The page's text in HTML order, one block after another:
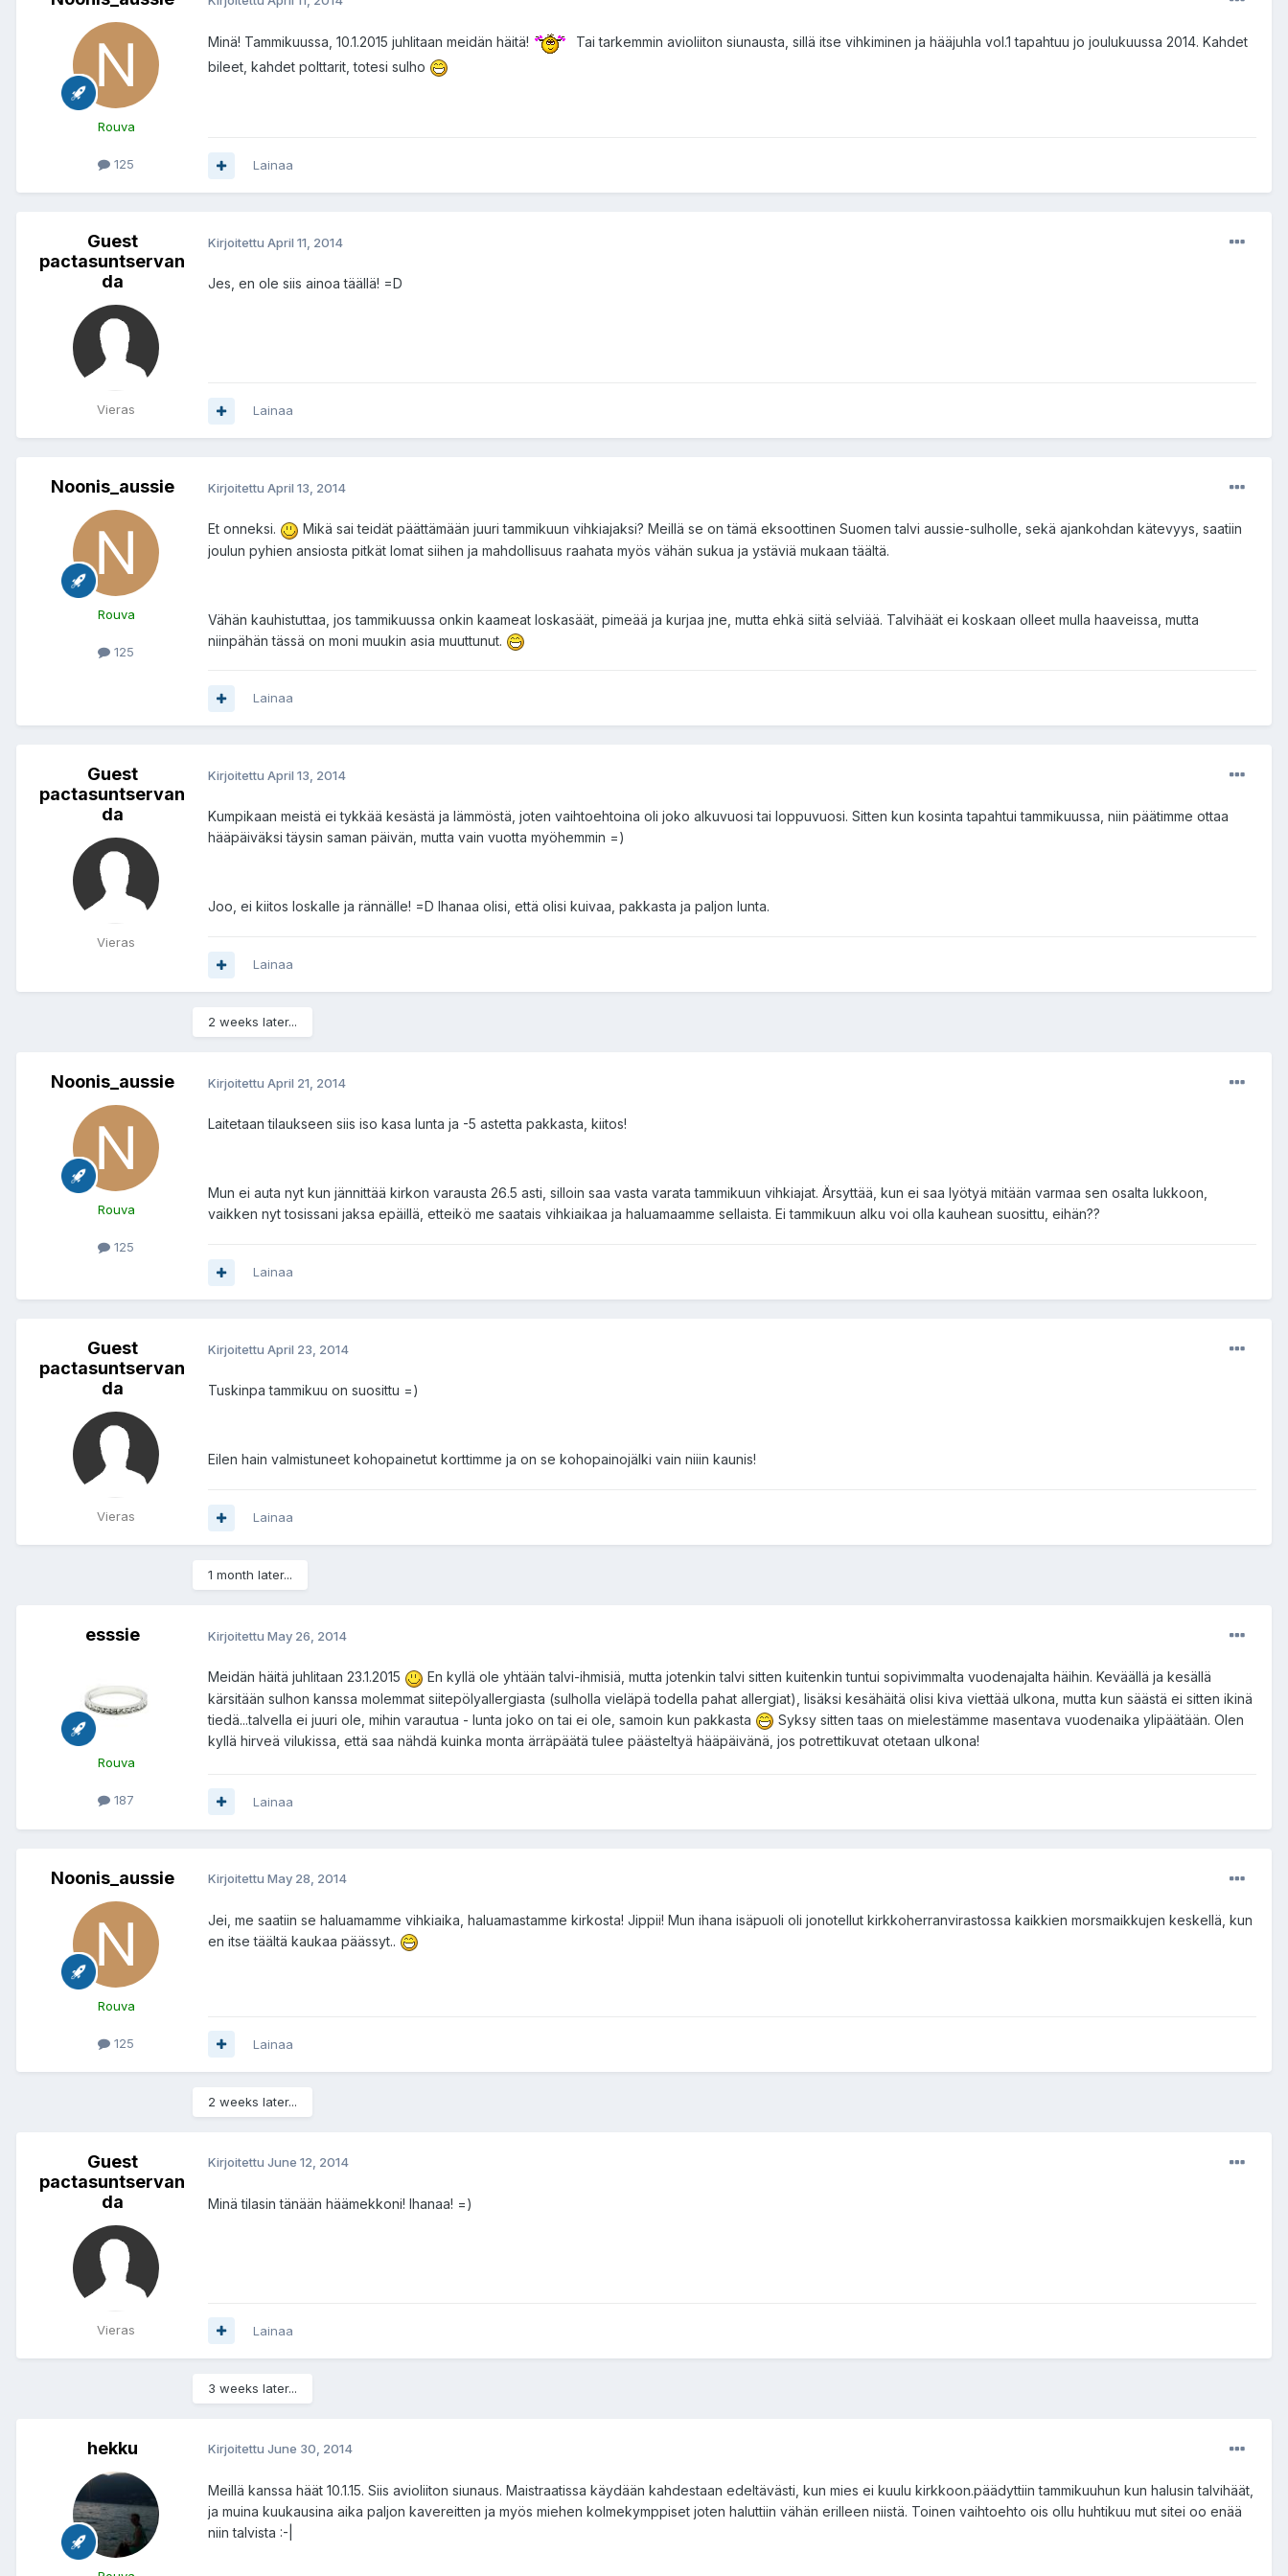
Rouva
125
Minä! Tammikuussa, 10.1.2015 juhlitaan meidän häitä!
Tai tarkemmin avioliiton siunausta, sillä itse vihkiminen ja hääjuhla vol.1 tapahtuu jo joulukuussa 2014. Kahdet
bileet, kahdet polttarit, totesi sulho
Lainaa
Guest
pactasuntservan
da
Vieras
Kirjoitettu April 11, 2014
Jes, en ole siis ainoa täällä! =D
Lainaa
Noonis_aussie
Rouva
125
Kirjoitettu April 13, 2014
Et onneksi.
Mikä sai teidät päättämään juuri tammikuun vihkiajaksi? Meillä se on tämä eksoottinen Suomen talvi aussie-sulholle, sekä ajankohdan kätevyys, saatiin
joulun pyhien ansiosta pitkät lomat siihen ja mahdollisuus raahata myös vähän sukua ja ystäviä mukaan täältä.
Vähän kauhistuttaa, jos tammikuussa onkin kaameat loskasäät, pimeää ja kurjaa jne, mutta ehkä siitä selviää. Talvihäät ei koskaan olleet mulla haaveissa, mutta
niinpähän tässä on moni muukin asia muuttunut.
Lainaa
Guest
pactasuntservan
da
Vieras
Kirjoitettu April 13, 2014
Kumpikaan meistä ei tykkää kesästä ja lämmöstä, joten vaihtoehtoina oli joko alkuvuosi tai loppuvuosi. Sitten kun kosinta tapahtui tammikuussa, niin päätimme ottaa
hääpäiväksi täysin saman päivän, mutta vain vuotta myöhemmin =)
Joo, ei kiitos loskalle ja rännälle! =D Ihanaa olisi, että olisi kuivaa, pakkasta ja paljon lunta.
Lainaa
2 weeks later...
Noonis_aussie
Rouva
125
Kirjoitettu April 21, 2014
Laitetaan tilaukseen siis iso kasa lunta ja -5 astetta pakkasta, kiitos!
Mun ei auta nyt kun jännittää kirkon varausta 26.5 asti, silloin saa vasta varata tammikuun vihkiajat. Ärsyttää, kun ei saa lyötyä mitään varmaa sen osalta lukkoon,
vaikken nyt tosissani jaksa epäillä, etteikö me saatais vihkiaikaa ja haluamaamme sellaista. Ei tammikuun alku voi olla kauhean suosittu, eihän??
Lainaa
Guest
pactasuntservan
da
Vieras
Kirjoitettu April 23, 2014
Tuskinpa tammikuu on suosittu =)
Eilen hain valmistuneet kohopainetut korttimme ja on se kohopainojälki vain niiin kaunis!
Lainaa
1 month later...
esssie
Rouva
187
Kirjoitettu May 26, 2014
Meidän häitä juhlitaan 23.1.2015
En kyllä ole yhtään talvi-ihmisiä, mutta jotenkin talvi sitten kuitenkin tuntui sopivimmalta vuodenajalta häihin. Keväällä ja kesällä
kärsitään sulhon kanssa molemmat siitepölyallergiasta (sulholla vieläpä todella pahat allergiat), lisäksi kesähäitä olisi kiva viettää ulkona, mutta kun säästä ei sitten ikinä
tiedä...talvella ei juuri ole, mihin varautua - lunta joko on tai ei ole, samoin kun pakkasta
Syksy sitten taas on mielestämme masentava vuodenaika ylipäätään. Olen
kyllä hirveä vilukissa, että saa nähdä kuinka monta ärräpäätä tulee päästeltyä hääpäivänä, jos potrettikuvat otetaan ulkona!
Lainaa
Noonis_aussie
Rouva
125
Kirjoitettu May 28, 2014
Jei, me saatiin se haluamamme vihkiaika, haluamastamme kirkosta! Jippii! Mun ihana isäpuoli oli jonotellut kirkkoherranvirastossa kaikkien morsmaikkujen keskellä, kun
en itse täältä kaukaa päässyt..
Lainaa
2 weeks later...
Guest
pactasuntservan
da
Vieras
Kirjoitettu June 12, 2014
Minä tilasin tänään häämekkoni! Ihanaa! =)
Lainaa
3 weeks later...
hekku Kirjoitettu June 30, 2014
Meillä kanssa häät 10.1.15. Siis avioliiton siunaus. Maistraatissa käydään kahdestaan edeltävästi, kun mies ei kuulu kirkkoon.päädyttiin tammikuuhun kun halusin talvihäät,
ja muina kuukausina aika paljon kavereitten ja myös miehen kolmekymppiset joten haluttiin vähän erilleen niistä. Toinen vaihtoehto ois ollu huhtikuu mut sitei oo enää
niin talvista :-|